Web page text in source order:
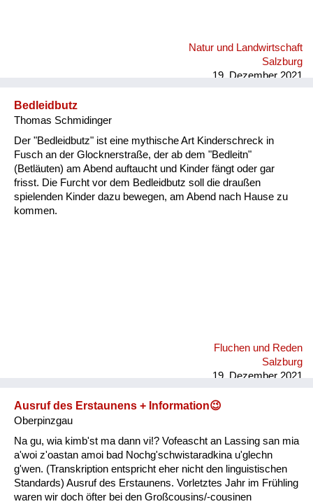
Natur und Landwirtschaft
Salzburg
19. Dezember 2021
Bedleidbutz
Thomas Schmidinger
Der "Bedleidbutz" ist eine mythische Art Kinderschreck in
Fusch an der Glocknerstraße, der ab dem "Bedleitn"
(Betläuten) am Abend auftaucht und Kinder fängt oder gar
frisst. Die Furcht vor dem Bedleidbutz soll die draußen
spielenden Kinder dazu bewegen, am Abend nach Hause zu
kommen.
Fluchen und Reden
Salzburg
19. Dezember 2021
Ausruf des Erstaunens + Information😉
Oberpinzgau
Na gu, wia kimb'st ma dann vi!? Vofeascht an Lassing san mia
a'woi z'oastan amoi bad Nochg'schwistaradkina u'glechn
g'wen. (Transkription entspricht eher nicht den linguistischen
Standards) Ausruf des Erstaunens. Vorletztes Jahr im Frühling
waren wir doch öfter bei den Großcousins/-cousinen